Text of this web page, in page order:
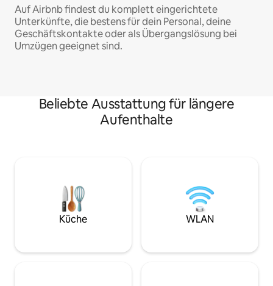
Auf Airbnb findest du komplett eingerichtete
Unterkünfte, die bestens für dein Personal, deine
Geschäftskontakte oder als Übergangslösung bei
Umzügen geeignet sind.
Beliebte Ausstattung für längere
Aufenthalte
Küche WLAN